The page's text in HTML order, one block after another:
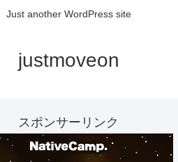
Just another WordPress site
justmoveon
スポンサーリンク